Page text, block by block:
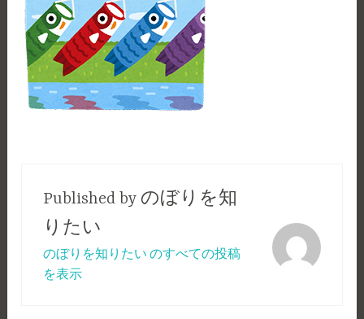
Published by のぼりを知
りたい
のぼりを知りたい のすべての投稿
を表示